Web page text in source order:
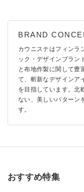
カウニステはフィンラ
ック・デザインブラン
と布地作製に関して豊
て、斬新なデザインア
を目指しています。北
ない、美しいパターン
す。
おすすめ特集